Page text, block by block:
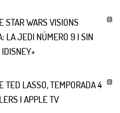
STAR WARS VISIONS
LA JEDI NÚMERO 9 | SIN
TED LASSO, TEMPORADA 4
| APPLE TV